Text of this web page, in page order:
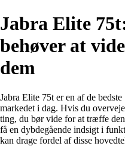
Jabra Elite
behøver at
dem
Jabra Elite 75t er en af de
markedet i dag. Hvis du
ting, du bør vide for at træffe
få en dybdegående indsigt i
kan drage fordel af disse